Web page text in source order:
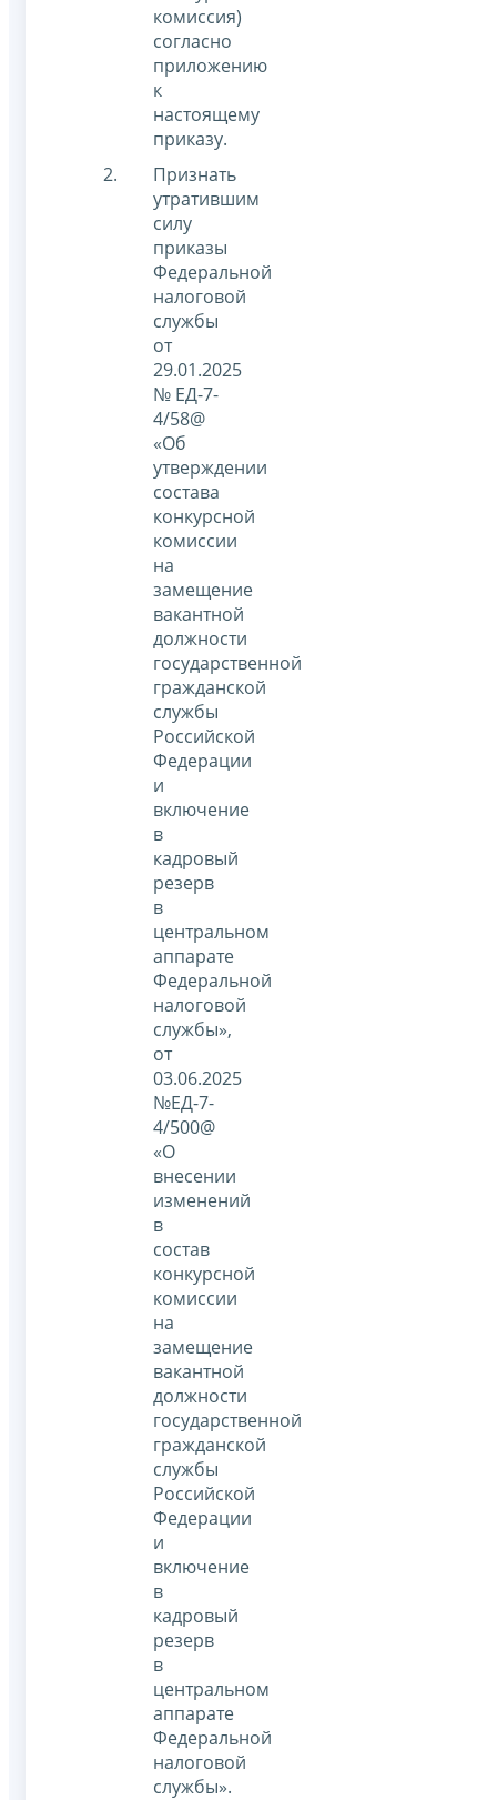
комиссия)
согласно
приложению
к
настоящему
приказу.
Признать
утратившим
силу
приказы
Федеральной
налоговой
службы
от
29.01.2025
№ ЕД-7-
4/58@
«Об
утверждении
состава
конкурсной
комиссии
на
замещение
вакантной
должности
государственной
гражданской
службы
Российской
Федерации
и
включение
в
кадровый
резерв
в
центральном
аппарате
Федеральной
налоговой
службы»,
от
03.06.2025
№ЕД-7-
4/500@
«О
внесении
изменений
в
состав
конкурсной
комиссии
на
замещение
вакантной
должности
государственной
гражданской
службы
Российской
Федерации
и
включение
в
кадровый
резерв
в
центральном
аппарате
Федеральной
налоговой
службы».